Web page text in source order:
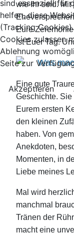
wie Ihr seid.
Eure
ist Euer Tag.
Was
Eine gute
Geschichte.
Eurem ersten
den kleinen
haben. Von
Anekdoten,
Momenten, in
Liebe meines
Mal wird
manchmal
Tränen der
macht eine
sind essenziell für
helfen, diese
(Tracking
Cookies zulassen
Ablehnung
Seite zur
Akzeptieren